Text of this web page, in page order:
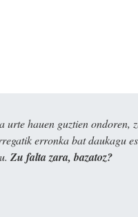
hauen guztien ondoren,
erronka bat daukagu
Zu falta zara, bazatoz?